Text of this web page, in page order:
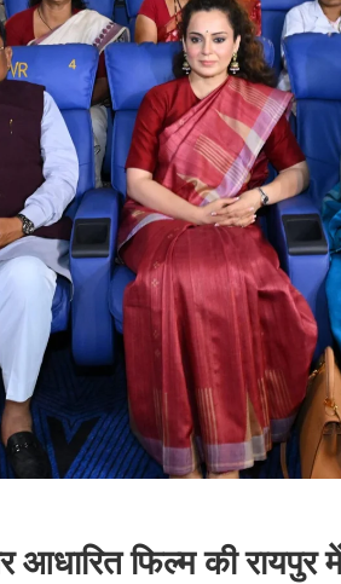
फिल्म की रायपुर में